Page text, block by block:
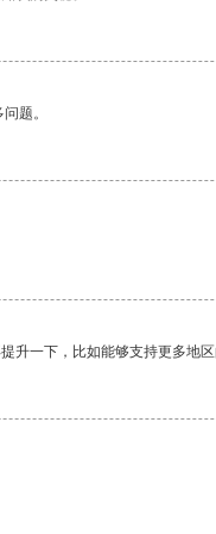
题。
升一下，比如能够支持更多地区